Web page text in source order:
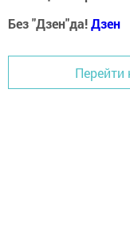
Без "Дзен"да!Дзен
Перейти